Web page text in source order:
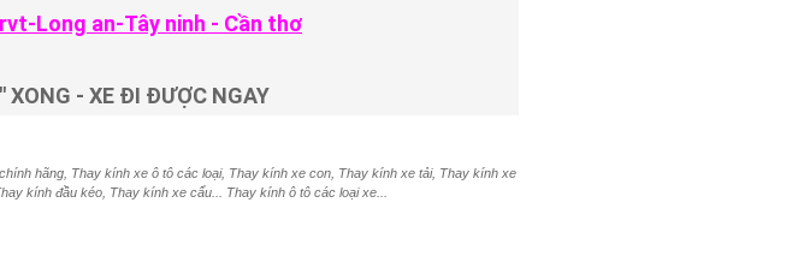
Long an-Tây ninh - Cần thơ
XONG - XE ĐI ĐƯỢC NGAY
hãng, Thay kính xe ô tô các loại, Thay kính xe con, Thay kính xe tải, Thay kính xe
kính đầu kéo, Thay kính xe cẩu... Thay kính ô tô các loại xe...